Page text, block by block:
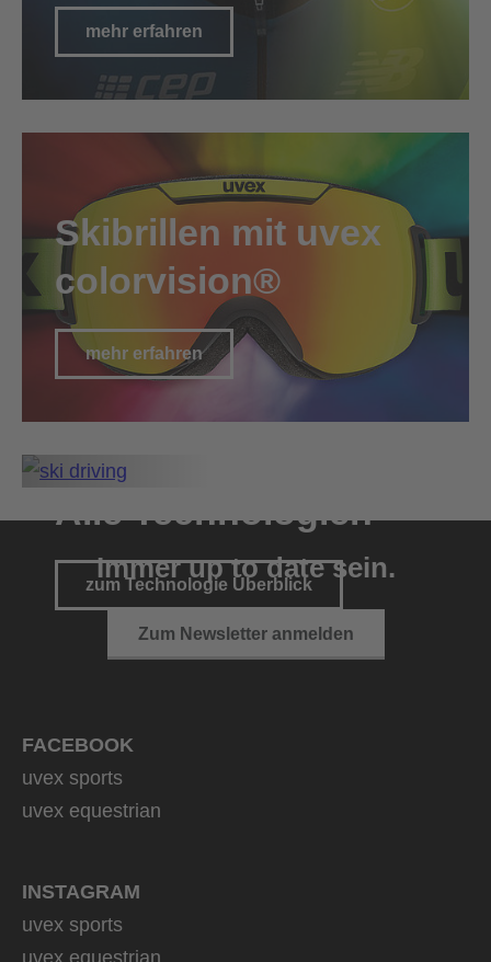
mehr erfahren
Skibrillen mit uvex
colorvision®
mehr erfahren
Alle Technologien
zum Technologie Überblick
Immer up to date sein.
Zum Newsletter anmelden
FACEBOOK
uvex sports
uvex equestrian
INSTAGRAM
uvex sports
uvex equestrian